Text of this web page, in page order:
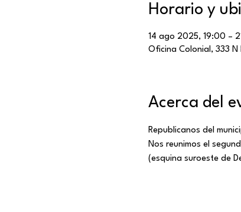
Horario y
14 ago 2025, 19:00 –
Oficina Colonial, 333 N
Acerca del
Republicanos del
Nos reunimos el
(esquina suroeste de